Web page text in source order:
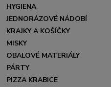
HYGIENA
JEDNORÁZOVÉ NÁDOBÍ
KRAJKY A KOŠÍČKY
MISKY
OBALOVÉ MATERIÁLY
PÁRTY
PIZZA KRABICE